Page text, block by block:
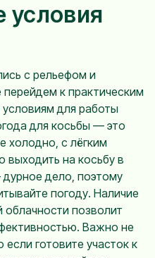
с рельефом и
к практическим
для работы
для косьбы — это
холодно, с лёгким
выходить на косьбу в
дело, поэтому
погоду. Наличие
облачности позволит
Важно не
готовите участок к